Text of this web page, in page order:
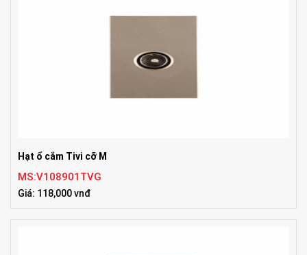
Hạt ổ cắm Tivi cỡ M
MS:V108901TVG
Giá: 118,000 vnđ